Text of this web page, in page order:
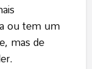
ou tem um
mas de